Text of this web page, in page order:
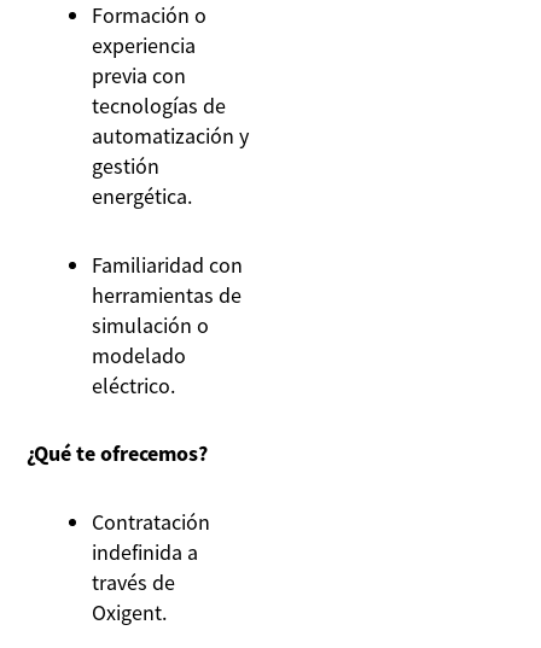
Formación o
experiencia
previa con
tecnologías de
automatización y
gestión
energética.
Familiaridad con
herramientas de
simulación o
modelado
eléctrico.
¿Qué te ofrecemos?
Contratación
indefinida a
través de
Oxigent.